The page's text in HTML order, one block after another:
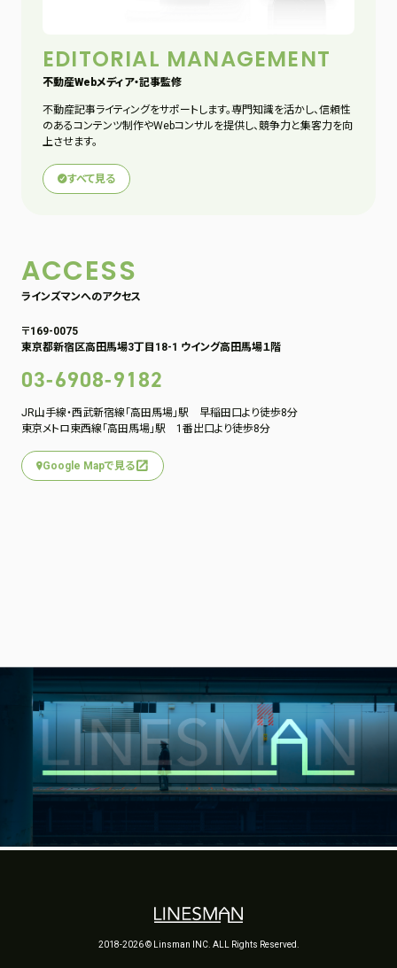
EDITORIAL MANAGEMENT
不動産Webメディア・記事監修
不動産記事ライティングをサポートします。専門知識を活かし、信頼性
のあるコンテンツ制作やWebコンサルを提供し、競争力と集客力を向
上させます。
すべて見る
ACCESS
ラインズマンへのアクセス
〒169-0075
東京都新宿区高田馬場3丁目18-1 ウイング高田馬場１階
03-6908-9182
JR山手線・西武新宿線「高田馬場」駅 早稲田口より徒歩8分
東京メトロ東西線「高田馬場」駅 1番出口より徒歩8分
Google Mapで見る
2018-2026 © Linsman INC. ALL Rights Reserved.